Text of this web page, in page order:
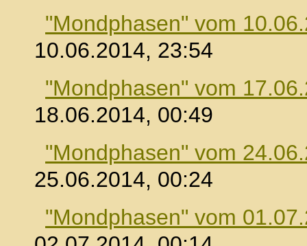
"Mondphasen" vom
10.06.2014, 23:54
"Mondphasen" vom
18.06.2014, 00:49
"Mondphasen" vom
25.06.2014, 00:24
"Mondphasen" vom